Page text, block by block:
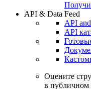
API & Data Feed
API
API
Оцените
в публичном